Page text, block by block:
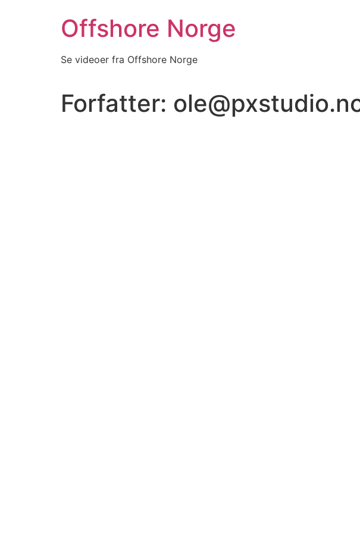
Offshore Norge
Se videoer fra Offshore Norge
Forfatter: